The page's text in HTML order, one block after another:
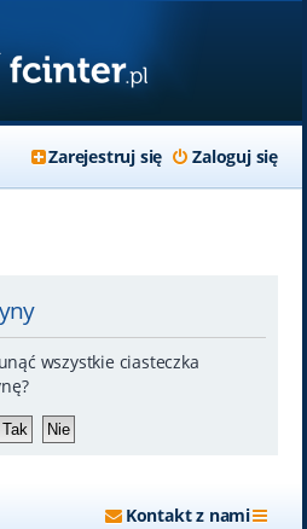
Zaloguj się
Zarejestruj się
wszystkie ciasteczka
Kontakt z nami